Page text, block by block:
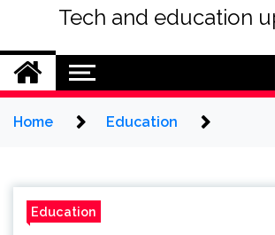
Tech and education
Home Education
Education